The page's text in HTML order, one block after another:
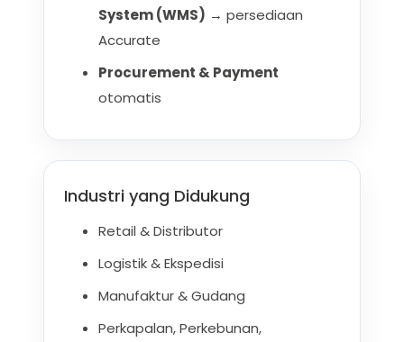
System (WMS) → persediaan
Accurate
Procurement & Payment
otomatis
Industri yang Didukung
Retail & Distributor
Logistik & Ekspedisi
Manufaktur & Gudang
Perkapalan, Perkebunan,